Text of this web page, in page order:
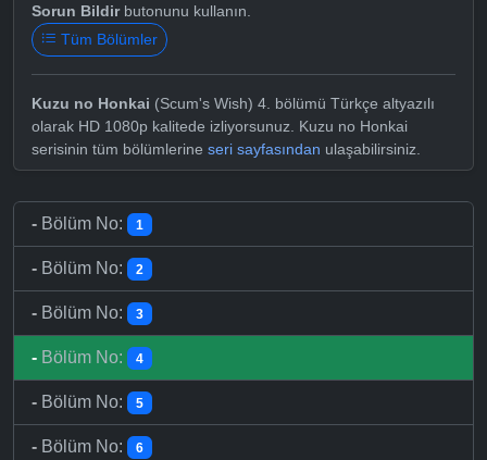
Sorun Bildirbutonunu kullanın.
Tüm Bölümler
Kuzu no Honkai (Scum's Wish) 4. bölümü Türkçe altyazılı
olarak HD 1080p kalitede izliyorsunuz. Kuzu no Honkai
serisinin tüm bölümlerine seri sayfasından ulaşabilirsiniz.
- Bölüm No: 1
- Bölüm No: 2
- Bölüm No: 3
- Bölüm No: 4
- Bölüm No: 5
- Bölüm No: 6